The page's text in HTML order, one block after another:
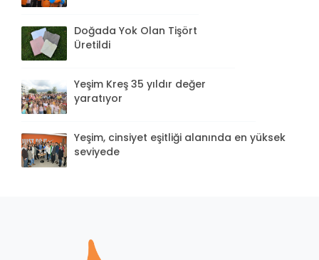
Doğada Yok Olan Tişört
Üretildi
Yeşim Kreş 35 yıldır değer
yaratıyor
Yeşim, cinsiyet eşitliği alanında en yüksek
seviyede